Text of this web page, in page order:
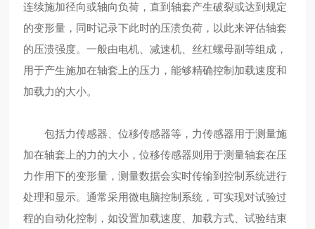
连续施加径向或轴向负荷，直到轴套产生破裂或达到规定
的变形量，同时记录下此时的压溃负荷，以此来评估轴套
的压溃强度。一般由电机、减速机、丝杠螺母副等组成，
用于产生施加在轴套上的压力，能够精确控制加载速度和
加载力的大小。
包括力传感器、位移传感器等，力传感器用于测量施
加在轴套上的力的大小，位移传感器则用于测量轴套在压
力作用下的变形量，测量数据会实时传输到控制系统进行
处理和显示。通常采用微电脑控制系统，可实现对试验过
程的自动化控制，如设置加载速度、加载方式、试验结束